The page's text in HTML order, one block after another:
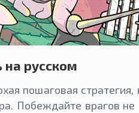
на русском
пошаговая стратегия,
Побеждайте врагов не